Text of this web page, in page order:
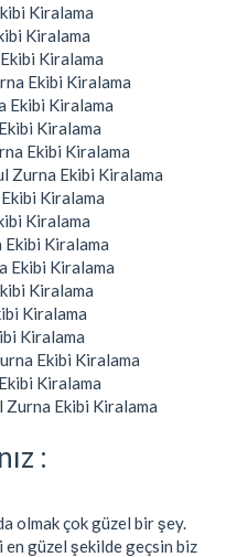
Kiralama
Kiralama
Kiralama
Ekibi Kiralama
Ekibi Kiralama
Kiralama
Ekibi Kiralama
Zurna Ekibi Kiralama
Kiralama
Kiralama
Ekibi Kiralama
Ekibi Kiralama
Kiralama
Kiralama
Kiralama
Ekibi Kiralama
Kiralama
Zurna Ekibi Kiralama
:
olmak çok güzel bir şey.
güzel şekilde geçsin biz